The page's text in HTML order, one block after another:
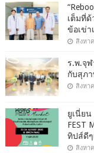
เต็มที่
ข้อเข่า
สิงหา
ร.พ.จุฬ
กับสุภ
สิงหา
ยูเนี่ยน
FEST
ทิปส์ดีๆ
สิงหา